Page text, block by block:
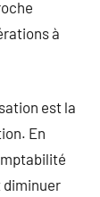
à
est la
En
diminuer